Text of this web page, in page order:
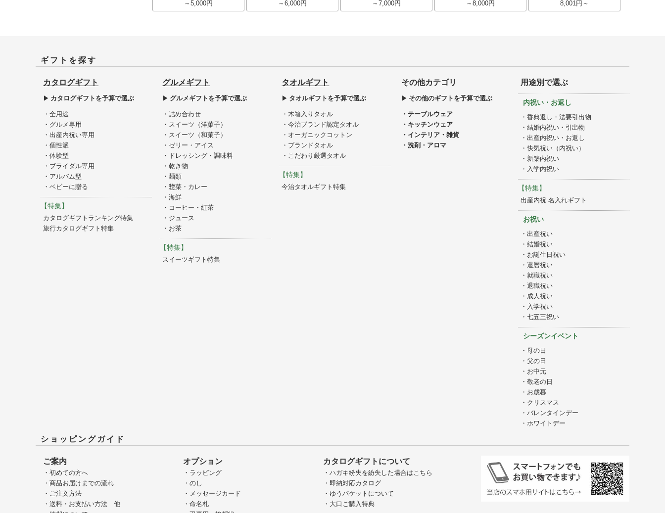
～5,000円 ～6,000円 ～7,000円 ～8,000円 8,001円～
ギフトを探す
カタログギフト
カタログギフトを予算で選ぶ
・全用途
・グルメ専用
・出産内祝い専用
・個性派
・体験型
・ブライダル専用
・アルバム型
・ベビーに贈る
【特集】
カタログギフトランキング特集
旅行カタログギフト特集
グルメギフト
グルメギフトを予算で選ぶ
・詰め合わせ
・スイーツ（洋菓子）
・スイーツ（和菓子）
・ゼリー・アイス
・ドレッシング・調味料
・乾き物
・麺類
・惣菜・カレー
・海鮮
・コーヒー・紅茶
・ジュース
・お茶
【特集】
スイーツギフト特集
タオルギフト
タオルギフトを予算で選ぶ
・木箱入りタオル
・今治ブランド認定タオル
・オーガニックコットン
・ブランドタオル
・こだわり厳選タオル
【特集】
今治タオルギフト特集
その他カテゴリ
その他のギフトを予算で選ぶ
・テーブルウェア
・キッチンウェア
・インテリア・雑貨
・洗剤・アロマ
用途別で選ぶ
内祝い・お返し
・香典返し・法要引出物
・結婚内祝い・引出物
・出産内祝い・お返し
・快気祝い（内祝い）
・新築内祝い
・入学内祝い
【特集】
出産内祝 名入れギフト
お祝い
・出産祝い
・結婚祝い
・お誕生日祝い
・還暦祝い
・就職祝い
・退職祝い
・成人祝い
・入学祝い
・七五三祝い
シーズンイベント
・母の日
・父の日
・お中元
・敬老の日
・お歳暮
・クリスマス
・バレンタインデー
・ホワイトデー
ショッピングガイド
ご案内
・初めての方へ
・商品お届けまでの流れ
・ご注文方法
・送料・お支払い方法 他
オプション
・ラッピング
・のし
・メッセージカード
・命名札
カタログギフトについて
・ハガキ紛失を紛失した場合はこちら
・即納対応カタログ
・ゆうパケットについて
・大口ご購入特典